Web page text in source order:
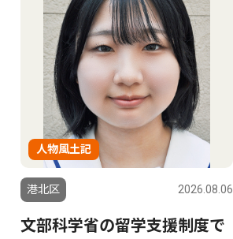
人物風土記
港北区 2026.08.06
文部科学省の留学支援制度で